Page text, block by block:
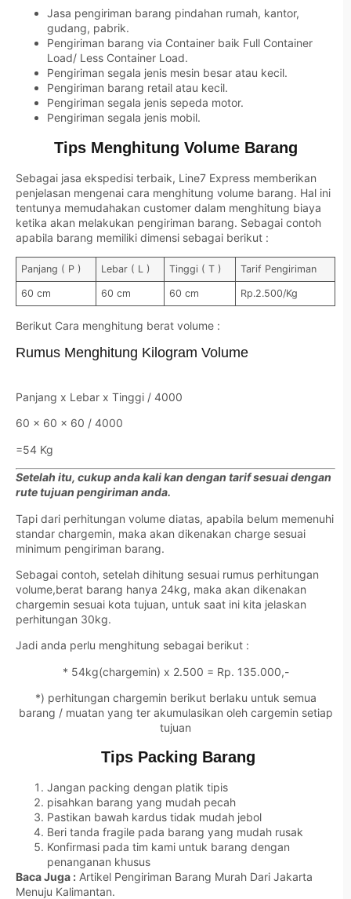
Jasa pengiriman barang pindahan rumah, kantor,
gudang, pabrik.
Pengiriman barang via Container baik Full Container
Load/ Less Container Load.
Pengiriman segala jenis mesin besar atau kecil.
Pengiriman barang retail atau kecil.
Pengiriman segala jenis sepeda motor.
Pengiriman segala jenis mobil.
Tips Menghitung Volume Barang
Sebagai jasa ekspedisi terbaik, Line7 Express memberikan
penjelasan mengenai cara menghitung volume barang. Hal ini
tentunya memudahakan customer dalam menghitung biaya
ketika akan melakukan pengiriman barang. Sebagai contoh
apabila barang memiliki dimensi sebagai berikut :
Panjang ( P ) Lebar ( L ) Tinggi ( T ) Tarif Pengiriman
60 cm 60 cm 60 cm Rp.2.500/Kg
Berikut Cara menghitung berat volume :
Rumus Menghitung Kilogram Volume
Panjang x Lebar x Tinggi / 4000
60 x 60 x 60 / 4000
=54 Kg
Setelah itu, cukup anda kali kan dengan tarif sesuai dengan
rute tujuan pengiriman anda.
Tapi dari perhitungan volume diatas, apabila belum memenuhi
standar chargemin, maka akan dikenakan charge sesuai
minimum pengiriman barang.
Sebagai contoh, setelah dihitung sesuai rumus perhitungan
volume,berat barang hanya 24kg, maka akan dikenakan
chargemin sesuai kota tujuan, untuk saat ini kita jelaskan
perhitungan 30kg.
Jadi anda perlu menghitung sebagai berikut :
* 54kg(chargemin) x 2.500 = Rp. 135.000,-
*) perhitungan chargemin berikut berlaku untuk semua
barang / muatan yang ter akumulasikan oleh cargemin setiap
tujuan
Tips Packing Barang
Jangan packing dengan platik tipis
pisahkan barang yang mudah pecah
Pastikan bawah kardus tidak mudah jebol
Beri tanda fragile pada barang yang mudah rusak
Konfirmasi pada tim kami untuk barang dengan
penanganan khusus
Baca Juga : Artikel Pengiriman Barang Murah Dari Jakarta
Menuju Kalimantan.